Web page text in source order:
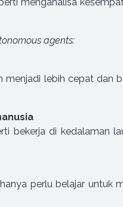
agents:
lebih cepat dan
bekerja di kedalaman
perlu belajar untuk